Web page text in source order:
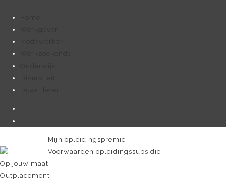
Mijn opleidingspremie
Voorwaarden opleidingssubsidie
Op jouw maat
Outplacement